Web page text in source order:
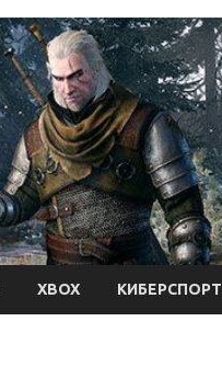
XBOX КИБЕРСПОРТ